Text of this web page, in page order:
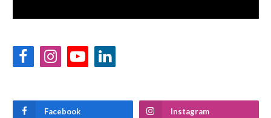
FacebookInstagramYouTubeLinkedIn
Facebook Instagram